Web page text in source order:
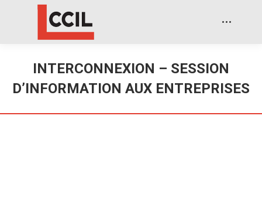
INTERCONNEXION – SESSION
D’INFORMATION AUX ENTREPRISES